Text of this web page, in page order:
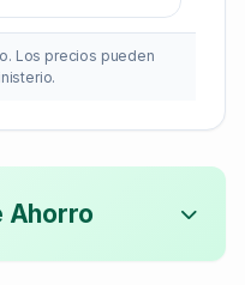
Los precios pueden
Ahorro